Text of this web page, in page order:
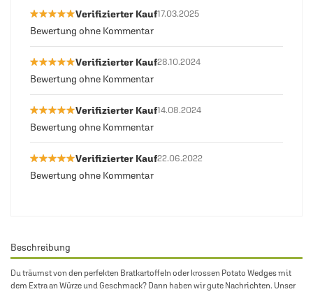
★★★★★
★★★★★Verifizierter Kauf17.03.2025
Bewertung ohne Kommentar
★★★★★
★★★★★Verifizierter Kauf28.10.2024
Bewertung ohne Kommentar
★★★★★
★★★★★Verifizierter Kauf14.08.2024
Bewertung ohne Kommentar
★★★★★
★★★★★Verifizierter Kauf22.06.2022
Bewertung ohne Kommentar
Beschreibung
Du träumst von den perfekten Bratkartoffeln oder krossen Potato Wedges mit
dem Extra an Würze und Geschmack? Dann haben wir gute Nachrichten. Unser